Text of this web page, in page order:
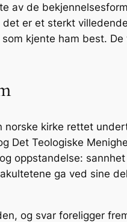
av de
det er et sterkt
kjente ham best.
norske kirke rettet
Det Teologiske
oppstandelse:
ga ved sine
og svar foreligger